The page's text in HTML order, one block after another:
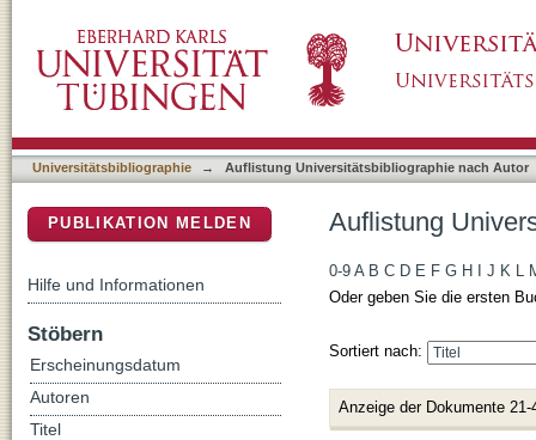
Universitätsbibliographie → Auflistung Universitätsbibliographie nach Autor
Auflistung
0-9 A B C D E F G H J K L
Oder geben Sie die ersten
Sortiert nach:
Anzeige der Dokumente 21-
PUBLIKATION MELDEN
Hilfe und Informationen
Stöbern
Erscheinungsdatum
Autoren
Titel